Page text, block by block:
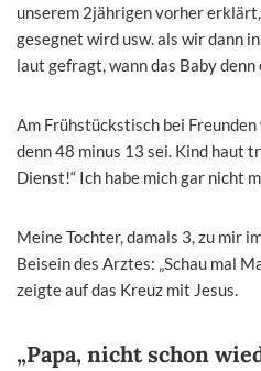
unserem 2jährigen vorher
gesegnet wird usw. als wir dann
laut gefragt, wann das Baby
Am Frühstückstisch bei
denn 48 minus 13 sei. Kind haut
Dienst!“ Ich habe mich gar nicht
Meine Tochter, damals 3, zu mir
Beisein des Arztes: „Schau mal
zeigte auf das Kreuz mit Jesus.
„Papa, nicht schon